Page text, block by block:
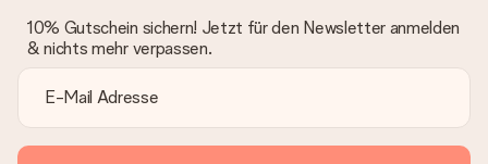
10% Gutschein sichern! Jetzt für den Newsletter anmelden
& nichts mehr verpassen.